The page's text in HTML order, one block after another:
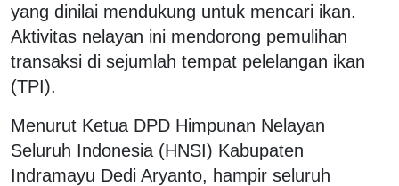
yang dinilai mendukung untuk mencari ikan.
Aktivitas nelayan ini mendorong pemulihan
transaksi di sejumlah tempat pelelangan ikan
(TPI).
Menurut Ketua DPD Himpunan Nelayan
Seluruh Indonesia (HNSI) Kabupaten
Indramayu Dedi Aryanto, hampir seluruh